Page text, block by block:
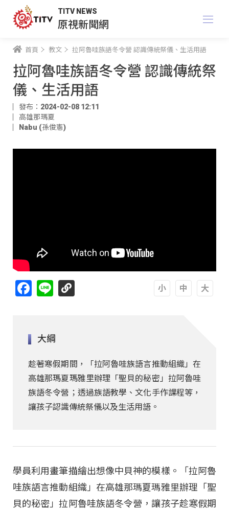
TITV NEWS
原視新聞網
首頁 教文 拉阿魯哇族語冬令營 認識傳統祭儀、生活用語
拉阿魯哇族語冬令營 認識傳統祭
儀、生活用語
發布：2024-02-08 12:11
高雄那瑪夏
Nabu (孫俊憲)
Facebook
Line
大綱
趁著寒假期間，「拉阿魯哇族語言推動組織」在
高雄那瑪夏瑪雅里辦理「聖貝的秘密」拉阿魯哇
族語冬令營；透過族語教學、文化手作課程等，
讓孩子認識傳統祭儀以及生活用語。
學員利用畫筆描繪出想像中貝神的模樣。「拉阿魯
哇族語言推動組織」在高雄那瑪夏瑪雅里辦理「聖
貝的秘密」拉阿魯哇族語冬令營，讓孩子趁寒假期